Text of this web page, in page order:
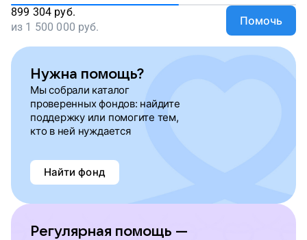
899 304 руб.
из 1 500 000 руб. Помочь
Нужна помощь?
Мы собрали каталог
проверенных фондов: найдите
поддержку или помогите тем,
кто в ней нуждается
Найти фонд
Регулярная помощь —